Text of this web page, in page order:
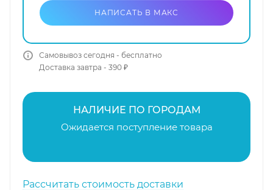
НАПИСАТЬ В МАКС
Самовывоз сегодня - бесплатно
Доставка завтра - 390 ₽
НАЛИЧИЕ ПО ГОРОДАМ
Ожидается поступление товара
Рассчитать стоимость доставки